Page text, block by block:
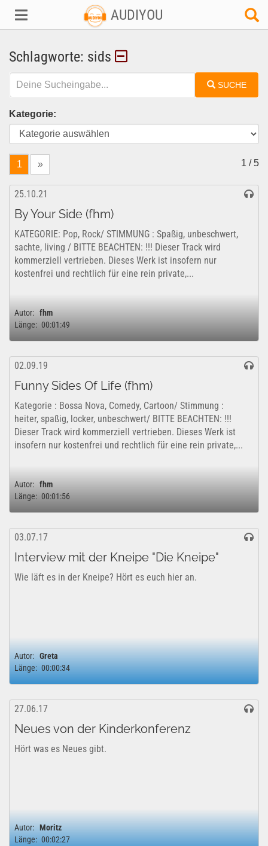
AUDIYOU
Schlagworte: sids
SUCHE
Kategorie:
1 » 1 / 5
25.10.21
By Your Side (fhm)
KATEGORIE: Pop, Rock/ STIMMUNG : Spaßig, unbeschwert,
sachte, living / BITTE BEACHTEN: !!! Dieser Track wird
kommerziell vertrieben. Dieses Werk ist insofern nur
kostenfrei und rechtlich für eine rein private,...
Autor: fhm
Länge: 00:01:49
02.09.19
Funny Sides Of Life (fhm)
Kategorie : Bossa Nova, Comedy, Cartoon/ Stimmung :
heiter, spaßig, locker, unbeschwert/ BITTE BEACHTEN: !!!
Dieser Track wird kommerziell vertrieben. Dieses Werk ist
insofern nur kostenfrei und rechtlich für eine rein private,...
Autor: fhm
Länge: 00:01:56
03.07.17
Interview mit der Kneipe "Die Kneipe"
Wie läft es in der Kneipe? Hört es euch hier an.
Autor: Greta
Länge: 00:00:34
27.06.17
Neues von der Kinderkonferenz
Hört was es Neues gibt.
Autor: Moritz
Länge: 00:02:27